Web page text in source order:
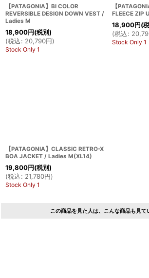
【PATAGONIA】BI COLOR
REVERSIBLE DESIGN DOWN VEST /
Ladies M
18,900円(税別)
(税込: 20,790円)
Stock Only 1
【
FLEECE ZIP
18,900円(
(税込:
Stock Only 1
【PATAGONIA】CLASSIC RETRO-X
BOA JACKET / Ladies M(XL14)
19,800円(税別)
(税込: 21,780円)
Stock Only 1
この商品を見た人は、こんな商品も見て